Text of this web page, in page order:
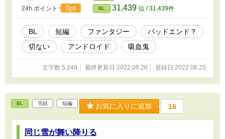
24h.ポイント 0pt BL 31,439 位 / 31,439件
BL 短編 ファンタジー
バッドエンド？
切ない
アンドロイド 吸血鬼
文字数 5,248 最終更新日 2022.06.26 登録日 2022.06.25
BL 完結 短編 お気に入りに追加 16
同じ雪が舞い降りる